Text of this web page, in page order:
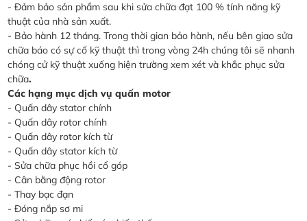
- Đảm bảo sản phẩm sau khi sửa chữa đạt 100 % tính năng kỹ
thuật của nhà sản xuất.
- Bảo hành 12 tháng. Trong thời gian bảo hành, nếu bên giao sửa
chữa báo có sự cố kỹ thuật thì trong vòng 24hchúng tôi sẽ nhanh
chóng cử kỹ thuật xuống hiện trường xem xét và khắc phục sửa
chữa.
Các hạng mục dịch vụ quấn motor
- Quấn dây stator chính
- Quấn dây rotor chính
- Quấn dây rotor kích từ
- Quấn dây stator kích từ
- Sửa chữa phục hồi cổ góp
- Cân bằng động rotor
- Thay bạc đạn
- Đóng nắp sơ mi